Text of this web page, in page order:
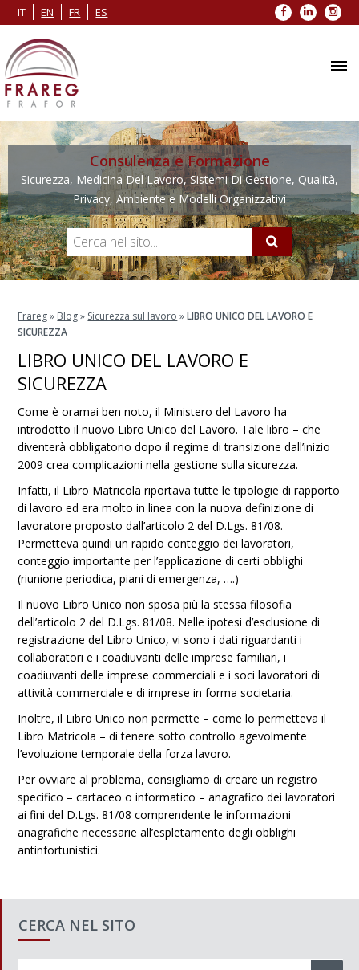
IT EN FR ES Facebook
LinkedIn
Consulenza e Formazione
Sicurezza, Medicina Del Lavoro, Sistemi Di Gestione, Qualità,
Privacy, Ambiente e Modelli Organizzativi
Frareg» Blog» Sicurezza sul lavoro »LIBRO UNICO DEL LAVORO E
SICUREZZA
LIBRO UNICO DEL LAVORO E
SICUREZZA
Come è oramai ben noto, il Ministero del Lavoro ha
introdotto il nuovo Libro Unico del Lavoro. Tale libro – che
diventerà obbligatorio dopo il regime di transizione dall’inizio
2009 crea complicazioni nella gestione sulla sicurezza.
Infatti, il Libro Matricola riportava tutte le tipologie di rapporto
di lavoro ed era molto in linea con la nuova definizione di
lavoratore proposto dall’articolo 2 del D.Lgs. 81/08.
Permetteva quindi un rapido conteggio dei lavoratori,
conteggio importante per l’applicazione di certi obblighi
(riunione periodica, piani di emergenza, ….)
Il nuovo Libro Unico non sposa più la stessa filosofia
dell’articolo 2 del D.Lgs. 81/08. Nelle ipotesi d’esclusione di
registrazione del Libro Unico, vi sono i dati riguardanti i
collaboratori e i coadiuvanti delle imprese familiari, i
coadiuvanti delle imprese commerciali e i soci lavoratori di
attività commerciale e di imprese in forma societaria.
Inoltre, il Libro Unico non permette – come lo permetteva il
Libro Matricola – di tenere sotto controllo agevolmente
l’evoluzione temporale della forza lavoro.
Per ovviare al problema, consigliamo di creare un registro
specifico – cartaceo o informatico – anagrafico dei lavoratori
ai fini del D.Lgs. 81/08 comprendente le informazioni
anagrafiche necessarie all’espletamento degli obblighi
antinfortunistici.
CERCA NEL SITO